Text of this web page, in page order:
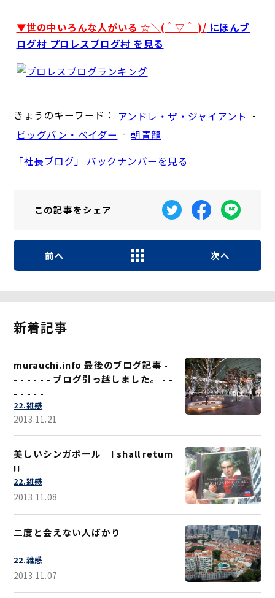
▼世の中いろんな人がいる ☆＼(＾▽＾ )/ にほんブ
ログ村 プロレスブログ村 を見る
きょうのキーワード： アンドレ・ザ・ジャイアント -
ビッグバン・ベイダー - 朝青龍
「社長ブログ」 バックナンバーを見る
この記事をシェア
前へ 次へ
新着記事
murauchi.info 最後のブログ記事 -
- - - - - - ブログ引っ越しました。 - -
- - - - -
22.雑感
2013.11.21
美しいシンガポール I shall return
!!
22.雑感
2013.11.08
二度と会えない人ばかり
22.雑感
2013.11.07